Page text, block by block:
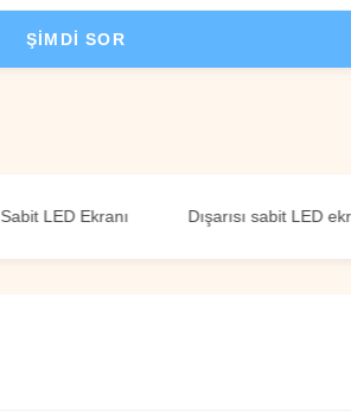
ŞIMDI SOR
Ekranı Dışarısı sabit LED ekranı